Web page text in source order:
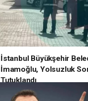
İstanbul Büyükşehir
İmamoğlu, Yolsuzluk
Tutuklandı